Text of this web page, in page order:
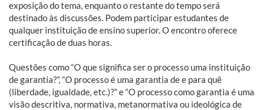
exposição do tema, enquanto o restante do tempo será
destinado às discussões. Podem participar estudantes de
qualquer instituição de ensino superior. O encontro oferece
certificação de duas horas.
Questões como “O que significa ser o processo uma instituição
de garantia?”, “O processo é uma garantia de e para quê
(liberdade, igualdade, etc.)?” e “O processo como garantia é uma
visão descritiva, normativa, metanormativa ou ideológica de